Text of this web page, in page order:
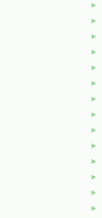
►
►
►
►
►
►
►
►
►
►
►
►
►
►